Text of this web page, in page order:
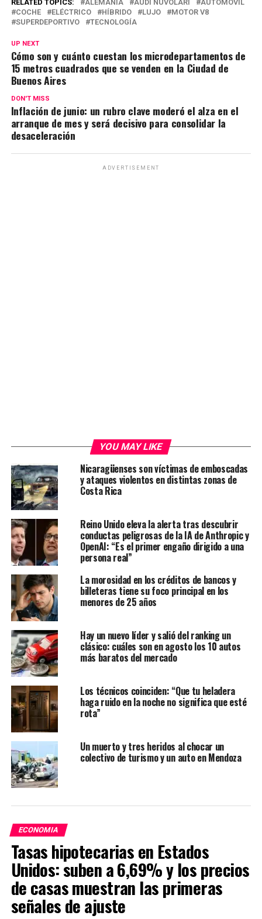
at
s
A
p
p
ce
b
o
k
e
gr
m
ail py
k
m
tir
RELATED TOPICS: ALEMANIA AUDI NUVOLARI
AUTOMÓVIL
COCHE
ELÉCTRICO HÍBRIDO LUJO
MOTOR V8
SUPERDEPORTIVO
TECNOLOGÍA
UP NEXT
Cómo son y cuánto cuestan los microdepartamentos de
15 metros cuadrados que se venden en la Ciudad de
Buenos Aires
DON'T MISS
Inflación de junio: un rubro clave moderó el alza en el
arranque de mes y será decisivo para consolidar la
desaceleración
ADVERTISEMENT
YOU MAY LIKE
Nicaragüenses son víctimas de emboscadas
y ataques violentos en distintas zonas de
Costa Rica
Reino Unido eleva la alerta tras descubrir
conductas peligrosas de la IA de Anthropic y
OpenAI: “Es el primer engaño dirigido a una
persona real”
La morosidad en los créditos de bancos y
billeteras tiene su foco principal en los
menores de 25 años
Hay un nuevo líder y salió del ranking un
clásico: cuáles son en agosto los 10 autos
más baratos del mercado
Los técnicos coinciden: “Que tu heladera
haga ruido en la noche no significa que esté
rota”
Un muerto y tres heridos al chocar un
colectivo de turismo y un auto en Mendoza
ECONOMIA
Tasas hipotecarias en Estados
Unidos: suben a 6,69% y los precios
de casas muestran las primeras
señales de ajuste